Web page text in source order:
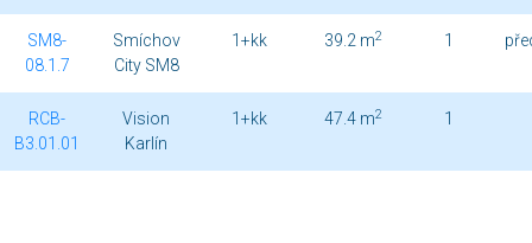
SM8-
08.1.7
Smíchov
City SM8
1+kk 39.2 m2 1
RCB-
B3.01.01
Vision
Karlín
1+kk 47.4 m2 1